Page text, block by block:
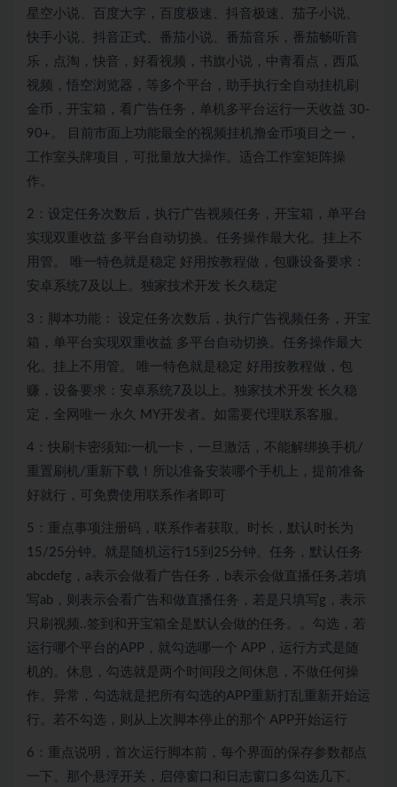
星空小说、百度大字，百度极速、抖音极速、茄子小说、
快手小说、抖音正式、番茄小说、番茄音乐，番茄畅听音
乐，点淘，快音，好看视频，书旗小说，中青看点，西瓜
视频，悟空浏览器，等多个平台，助手执行全自动挂机刷
金币，开宝箱，看广告任务，单机多平台运行一天收益 30-
90+。 目前市面上功能最全的视频挂机撸金币项目之一，
工作室头牌项目，可批量放大操作。适合工作室矩阵操
作。
2：设定任务次数后，执行广告视频任务，开宝箱，单平台
实现双重收益 多平台自动切换。任务操作最大化。挂上不
用管。 唯一特色就是稳定 好用按教程做，包赚设备要求：
安卓系统7及以上。独家技术开发 长久稳定
3：脚本功能： 设定任务次数后，执行广告视频任务，开宝
箱，单平台实现双重收益 多平台自动切换。任务操作最大
化。挂上不用管。 唯一特色就是稳定 好用按教程做，包
赚，设备要求：安卓系统7及以上。独家技术开发 长久稳
定，全网唯一 永久 MY开发者。如需要代理联系客服。
4：快刷卡密须知:一机一卡，一旦激活，不能解绑换手机/
重置刷机/重新下载！所以准备安装哪个手机上，提前准备
好就行，可免费使用联系作者即可
5：重点事项注册码，联系作者获取。时长，默认时长为
15/25分钟。就是随机运行15到25分钟。任务，默认任务
abcdefg，a表示会做看广告任务，b表示会做直播任务,若填
写ab，则表示会看广告和做直播任务，若是只填写g，表示
只刷视频..签到和开宝箱全是默认会做的任务。。勾选，若
运行哪个平台的APP，就勾选哪一个 APP，运行方式是随
机的。休息，勾选就是两个时间段之间休息，不做任何操
作。异常，勾选就是把所有勾选的APP重新打乱重新开始运
行。若不勾选，则从上次脚本停止的那个 APP开始运行
6：重点说明，首次运行脚本前，每个界面的保存参数都点
一下。那个悬浮开关，启停窗口和日志窗口多勾选几下。